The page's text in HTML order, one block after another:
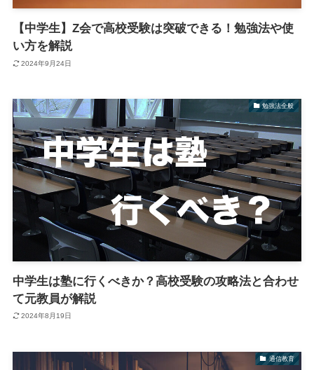
【中学生】Z会で高校受験は突破できる！勉強法や使
い方を解説
2024年9月24日
勉強法全般
中学生は塾に行くべきか？高校受験の攻略法と合わせ
て元教員が解説
2024年8月19日
通信教育